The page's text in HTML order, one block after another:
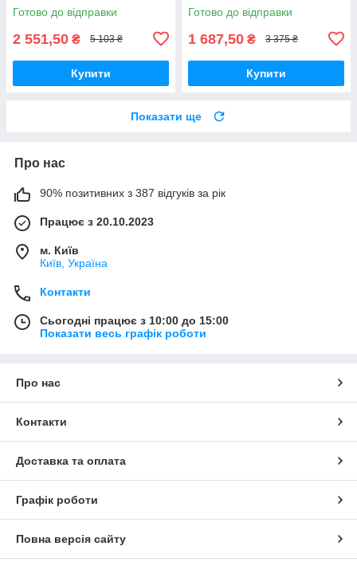
Готово до відправки
2 551,50 ₴ 5 103 ₴
Купити
Готово до відправки
1 687,50 ₴ 3 375 ₴
Купити
Показати ще
Про нас
90% позитивних з 387 відгуків за рік
Працює з 20.10.2023
м. Київ
Київ, Україна
Контакти
Сьогодні працює з 10:00 до 15:00
Показати весь графік роботи
Про нас
Контакти
Доставка та оплата
Графік роботи
Повна версія сайту